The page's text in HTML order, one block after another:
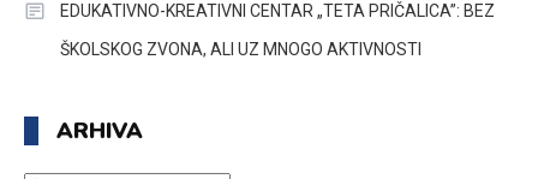
EDUKATIVNO-KREATIVNI CENTAR „TETA PRIČALICA”: BEZ
ŠKOLSKOG ZVONA, ALI UZ MNOGO AKTIVNOSTI
ARHIVA